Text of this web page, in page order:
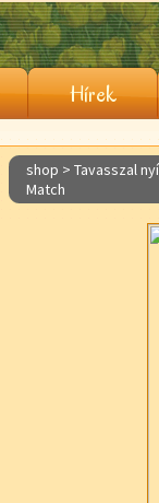
Hírek
shop > Tavasszal
Match